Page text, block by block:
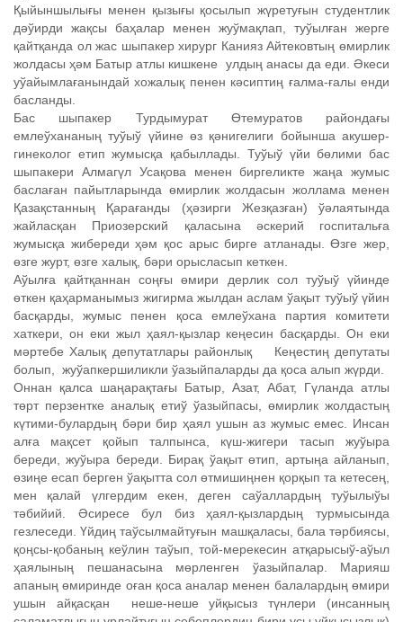
Қыйыншылығы менен қызығы қосылып жүретуғын студентлик
дәўирди жақсы баҳалар менен жуўмақлап, туўылған жерге
қайтқанда ол жас шыпакер хирург Канияз Айтековтың өмирлик
жолдасы ҳәм Батыр атлы кишкене улдың анасы да еди. Әкеси
уўайымлағанындай хожалық пенен кәсиптиң ғалма-ғалы енди
басланды.
Бас шыпакер Турдымурат Өтемуратов райондағы
емлеўхананың туўыў үйине өз қәнигелиги бойынша акушер-
гинеколог етип жумысқа қабыллады. Туўыў үйи бөлими бас
шыпакери Алмагүл Усақова менен биргеликте жаңа жумыс
баслаған пайытларында өмирлик жолдасын жоллама менен
Қазақстанның Қарағанды (ҳәзирги Жезқазған) ўәлаятында
жайласқан Приозерский қаласына әскерий госпитальға
жумысқа жибереди ҳәм қос арыс бирге атланады. Өзге жер,
өзге журт, өзге халық, бәри орысласып кеткен.
Аўылға қайтқаннан соңғы өмири дерлик сол туўыў үйинде
өткен қаҳарманымыз жигирма жылдан аслам ўақыт туўыў үйин
басқарды, жумыс пенен қоса емлеўхана партия комитети
хаткери, он еки жыл ҳаял-қызлар кеңесин басқарды. Он еки
мәртебе Халық депутатлары районлық Кеңестиң депутаты
болып, жуўапкершиликли ўазыйпаларды да қоса алып жүрди.
Оннан қалса шаңарақтағы Батыр, Азат, Абат, Гүланда атлы
төрт перзентке аналық етиў ўазыйпасы, өмирлик жолдастың
күтими-булардың бәри бир ҳаял ушын аз жумыс емес. Инсан
алға мақсет қойып талпынса, күш-жигери тасып жуўыра
береди, жуўыра береди. Бирақ ўақыт өтип, артыңа айланып,
өзиңе есап берген ўақытта сол өтмишиңнен қорқып та кетесең,
мен қалай үлгердим екен, деген саўаллардың туўылыўы
тәбийий. Әсиресе бул биз ҳаял-қызлардың турмысында
гезлеседи. Үйдиң таўсылмайтуғын машқаласы, бала тәрбиясы,
қоңсы-қобаның кеўлин таўып, той-мерекесин атқарысыў-аўыл
ҳаялының пешанасына мөрленген ўазыйпалар. Марияш
апаның өмиринде оған қоса аналар менен балалардың өмири
ушын айқасқан неше-неше уйқысыз түнлери (инсанның